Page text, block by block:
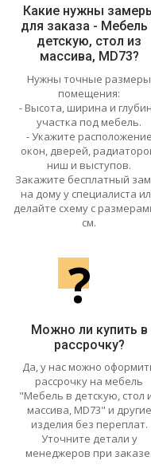
Какие нужны
для заказа - Мебель
детскую, стол из
массива, MD73?
Нужны точные размеры
помещения:
- Высота, ширина и
участка под мебель.
- Укажите расположение
окон, дверей,
ниш и выступов.
Закажите бесплатный
на дому у специалиста
делайте схему с
см.
?
Можно ли купить в
рассрочку?
Да, у нас можно
рассрочку на мебель
"Мебель в детскую, стол
массива, MD73" и другие
изделия без переплат.
Уточните детали у
менеджеров при заказе.